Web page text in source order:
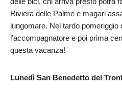
Riviera delle Palme e magari
lungomare. Nel tardo pomeriggio
l’accompagnatore e poi prima
questa vacanza!
Lunedì San Benedetto del